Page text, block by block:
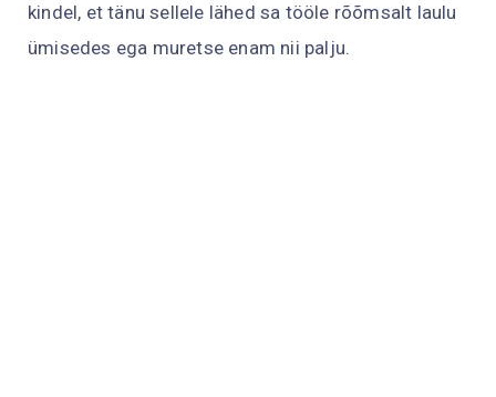
kindel, et tänu sellele lähed sa tööle rõõmsalt laulu
ümisedes ega muretse enam nii palju.